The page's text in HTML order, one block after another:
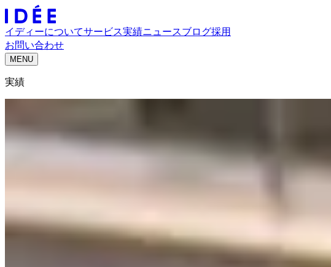
イディーについてサービス実績ニュースブログ採用
お問い合わせ
MENU
実績